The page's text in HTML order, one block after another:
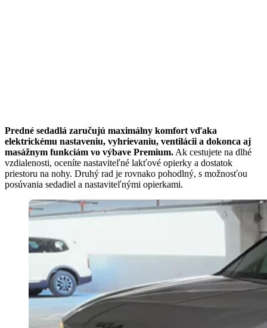
Predné sedadlá zaručujú maximálny komfort vďaka
elektrickému nastaveniu, vyhrievaniu, ventilácii a dokonca aj
masážnym funkciám vo výbave Premium. Ak cestujete na dlhé
vzdialenosti, oceníte nastaviteľné lakťové opierky a dostatok
priestoru na nohy. Druhý rad je rovnako pohodlný, s možnosťou
posúvania sedadiel a nastaviteľnými opierkami.